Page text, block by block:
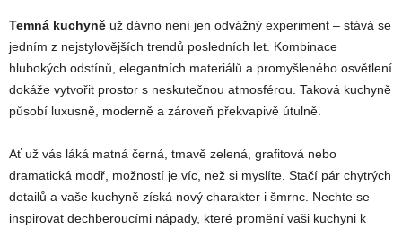
Temná kuchyně už dávno není jen odvážný experiment – stává se
jedním z nejstylovějších trendů posledních let. Kombinace
hlubokých odstínů, elegantních materiálů a promyšleného osvětlení
dokáže vytvořit prostor s neskutečnou atmosférou. Taková kuchyně
působí luxusně, moderně a zároveň překvapivě útulně.
Ať už vás láká matná černá, tmavě zelená, grafitová nebo
dramatická modř, možností je víc, než si myslíte. Stačí pár chytrých
detailů a vaše kuchyně získá nový charakter i šmrnc. Nechte se
inspirovat dechberoucími nápady, které promění vaši kuchyni k